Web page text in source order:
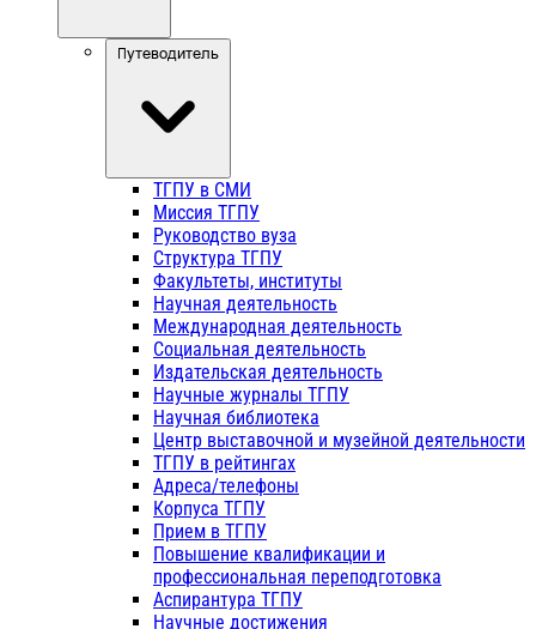
Путеводитель
ТГПУ в СМИ
Миссия ТГПУ
Руководство вуза
Структура ТГПУ
Факультеты, институты
Научная деятельность
Международная деятельность
Социальная деятельность
Издательская деятельность
Научные журналы ТГПУ
Научная библиотека
Центр выставочной и музейной деятельности
ТГПУ в рейтингах
Адреса/телефоны
Корпуса ТГПУ
Прием в ТГПУ
Повышение квалификации и
профессиональная переподготовка
Аспирантура ТГПУ
Научные достижения